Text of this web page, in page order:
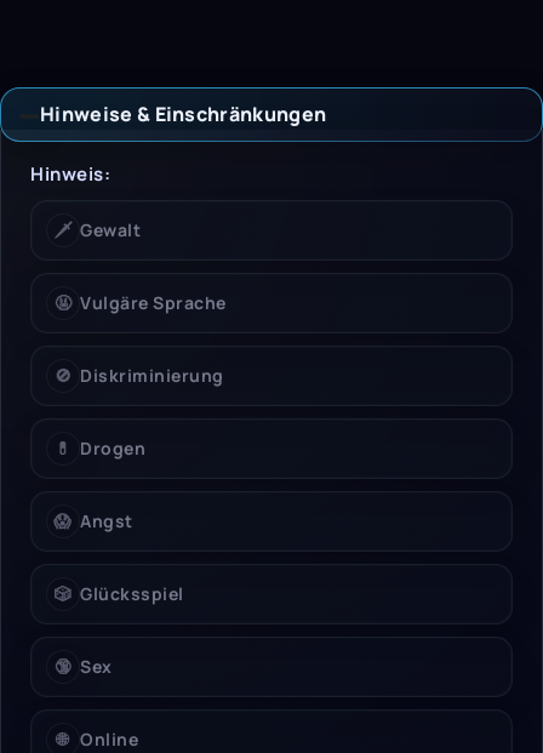
Hinweise & Einschränkungen
Hinweise &
Hinweis:
🗡️ Gewalt
🤬 Vulgäre Sprache
🚫 Diskriminierung
💊 Drogen
😱 Angst
🎲 Glücksspiel
🔞 Sex
🌐 Online